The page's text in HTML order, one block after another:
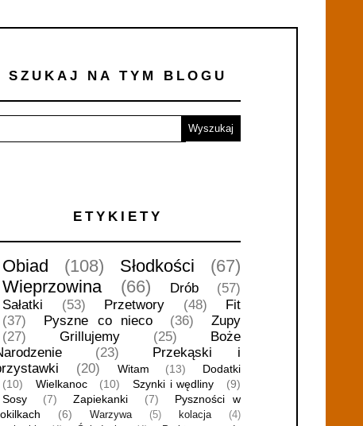
SZUKAJ NA TYM BLOGU
ETYKIETY
Obiad (108) Słodkości
(67)
Wieprzowina
(66) Drób
(57)
Sałatki
(53) Przetwory (48)
Fit
(37)
Pyszne co nieco (36)
Zupy
(27)
Grillujemy (25)
Boże
(23)
Przekąski i
(20) Witam (13)
Dodatki
(10)
Wielkanoc (10) Szynki i wędliny
(9)
Sosy
(7) Zapiekanki (7)
Pyszności w
(6) Warzywa (5) kolacja
(4)